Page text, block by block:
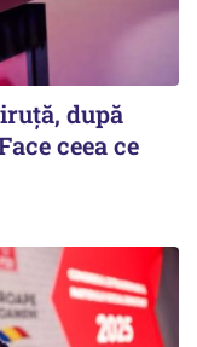
după
ceea ce